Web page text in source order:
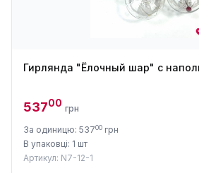
Гирлянда "Ёлочный шар" с
53700 грн
За одиницю: 53700 грн
В упаковці: 1 шт
Артикул: N7-12-1